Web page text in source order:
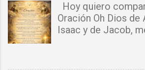
s
Hoy quiero
Oración Oh Dios de
Isaac y de Jacob,
por donde haya